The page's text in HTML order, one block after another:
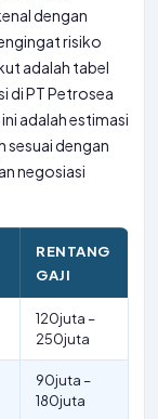
dengan
risiko
adalah tabel
di PT Petrosea
adalah estimasi
sesuai dengan
negosiasi
RENTANG
GAJI
120juta –
250juta
90juta –
180juta